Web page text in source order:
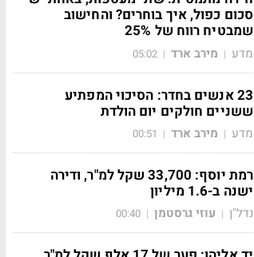
סכום כפול, איך בוחרים? והחישוב
שמבטיח רווח של 25%
מדע | מירב ארד |
05:02
23 אנשים בחדר: הסיכוי המפתיע
ששניים חולקים יום הולדת
מדע | מירב ארד |
00:51
רמת יוסף: 33,700 שקל למ"ר, ודירה
ישנה ב-1.6 מיליון
נדל"ן | עוזי גרסטמן |
00:40